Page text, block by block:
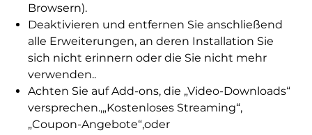
Browsern).
Deaktivieren und entfernen Sie anschließend
alle Erweiterungen, an deren Installation Sie
sich nicht erinnern oder die Sie nicht mehr
verwenden..
Achten Sie auf Add-ons, die „Video-Downloads“
versprechen.,„Kostenloses Streaming“,
„Coupon-Angebote“,oder